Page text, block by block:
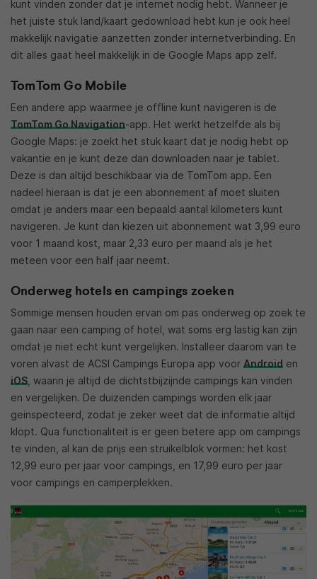
kunt vinden zonder dat je internet nodig hebt. Wanneer je
het juiste stuk land/kaart gedownload hebt kun je ook heel
makkelijk navigatie aanzetten zonder internetverbinding. En
dit alles gaat heel makkelijk in de Google Maps app zelf.
TomTom Go Mobile
Een andere app waarmee je offline kunt navigeren is de
TomTom Go Navigation-app. Het werkt hetzelfde als bij
Google Maps: je zoekt het stuk kaart dat je nodig hebt op
vakantie en je kunt deze dan downloaden naar je tablet.
Deze is dan altijd beschikbaar via de TomTom app. Een
nadeel hieraan is dat je een abonnement af moet sluiten
omdat je anders maar een bepaald aantal kilometers kunt
navigeren. Je kunt dan kiezen uit abonnement wat 3,99 euro
voor 1 maand kost, maar 2,33 euro per maand als je het
meteen voor een half jaar neemt.
Onderweg hotels en campings zoeken
Sommige mensen houden ervan om pas onderweg op zoek te
gaan naar een camping of hotel, wat soms erg lastig kan zijn
omdat je niet echt kunt vergelijken. Installeer daarom van te
voren alvast de ACSI Campings Europa app voor Android en
iOS , waarin je altijd de dichtstbijzijnde campings kan vinden
en vergelijken. De duizenden campings worden elk jaar
geinspecteerd, zodat je zeker weet dat de informatie altijd
klopt. Qua functionaliteit is er geen betere app om campings
te vinden, al kan de prijs een struikelblok vormen: het kost
12,99 euro per jaar voor campings, en 17,99 euro per jaar
voor campings en camperplekken.